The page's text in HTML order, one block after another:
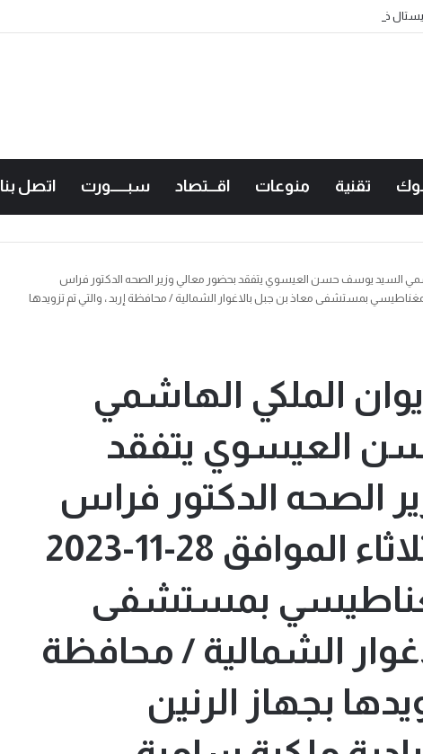
تقنية منوعات اقـــتصاد سبــــــورت اتصل بنا
السيد يوسف حسن العيسوي يتفقد بحضور معالي وزير الصحه الدكتور فراس
الموافق 28-11-2023 وحدة الرنين المغناطيسي بمستشفى معاذ بن جبل بالاغوار الشمالية / محافظة إربد ، والتي تم تزويدها
الملكي الهاشمي
العيسوي يتفقد
الصحه الدكتور فراس
الهواري اليوم الثلاثاء الموافق 28-11-2023
بمستشفى
الشمالية / محافظة
بجهاز الرنين